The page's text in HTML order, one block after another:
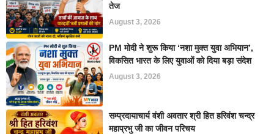
तेज
August 3, 2026
PM मोदी ने शुरू किया ‘नशा मुक्त युवा अभियान’,
विकसित भारत के लिए युवाओं को दिया बड़ा संदेश
August 3, 2026
सम्प्रदायाचार्य वंशी अवतार श्री हित हरिवंश चन्द्र
महाप्रभु जी का जीवन परिचय